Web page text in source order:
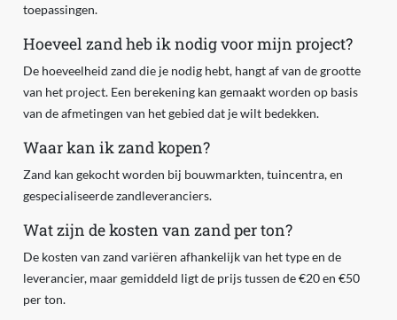
toepassingen.
Hoeveel zand heb ik nodig voor mijn project?
De hoeveelheid zand die je nodig hebt, hangt af van de grootte
van het project. Een berekening kan gemaakt worden op basis
van de afmetingen van het gebied dat je wilt bedekken.
Waar kan ik zand kopen?
Zand kan gekocht worden bij bouwmarkten, tuincentra, en
gespecialiseerde zandleveranciers.
Wat zijn de kosten van zand per ton?
De kosten van zand variëren afhankelijk van het type en de
leverancier, maar gemiddeld ligt de prijs tussen de €20 en €50
per ton.